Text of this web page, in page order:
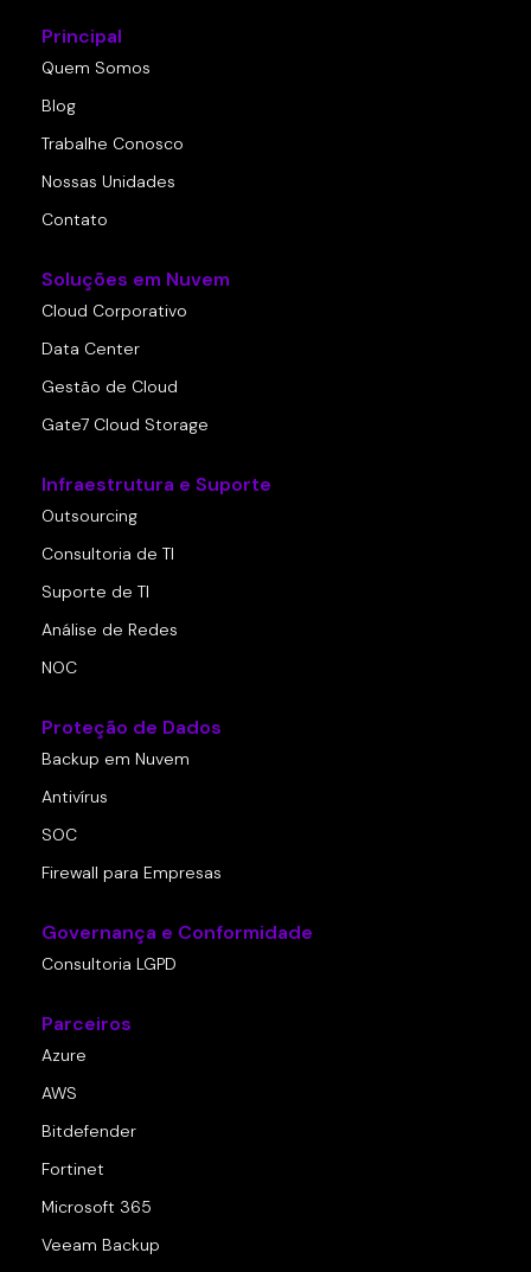
Principal
Quem Somos
Blog
Trabalhe Conosco
Nossas Unidades
Contato
Soluções em Nuvem
Cloud Corporativo
Data Center
Gestão de Cloud
Gate7 Cloud Storage
Infraestrutura e Suporte
Outsourcing
Consultoria de TI
Suporte de TI
Análise de Redes
NOC
Proteção de Dados
Backup em Nuvem
Antivírus
SOC
Firewall para Empresas
Governança e Conformidade
Consultoria LGPD
Parceiros
Azure
AWS
Bitdefender
Fortinet
Microsoft 365
Veeam Backup